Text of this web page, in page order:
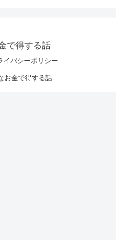
で得する話
イバシーポリシー
お金で得する話.